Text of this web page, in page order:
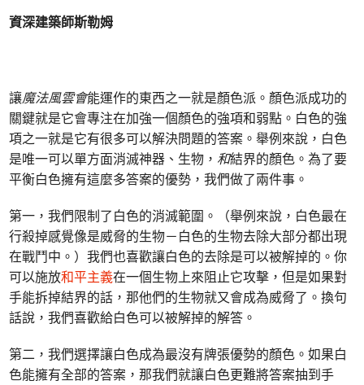
資深建築師斯勒姆
讓魔法風雲會能運作的東西之一就是顏色派。顏色派成功的
關鍵就是它會專注在加強一個顏色的強項和弱點。白色的強
項之一就是它有很多可以解決問題的答案。舉例來說，白色
是唯一可以單方面消滅神器、生物， 和結界的顏色。為了要
平衡白色擁有這麼多答案的優勢，我們做了兩件事。
第一，我們限制了白色的消滅範圍。（舉例來說，白色最在
行殺掉感覺像是威脅的生物－白色的生物去除大部分都出現
在戰鬥中。）我們也喜歡讓白色的去除是可以被解掉的。你
可以施放和平主義在一個生物上來阻止它攻擊，但是如果對
手能拆掉結界的話，那他們的生物就又會成為威脅了。換句
話說，我們喜歡給白色可以被解掉的解答。
第二，我們選擇讓白色成為最沒有牌張優勢的顏色。如果白
色能擁有全部的答案，那我們就讓白色更難將答案抽到手